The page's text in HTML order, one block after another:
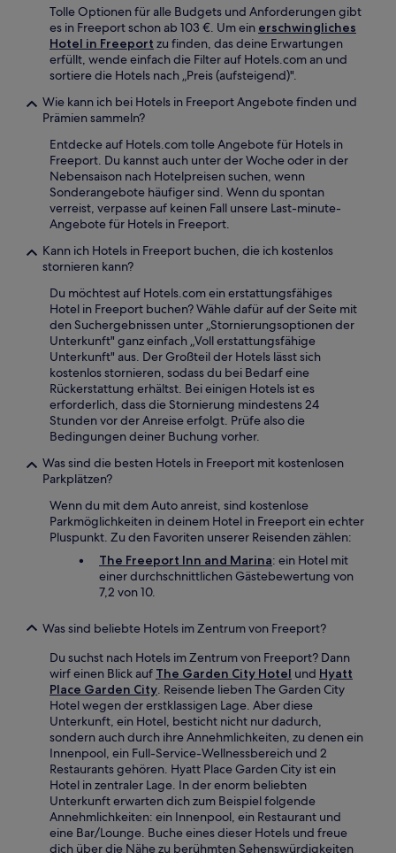
Tolle Optionen für alle Budgets und Anforderungen gibt
es in Freeport schon ab 103 €. Um ein erschwingliches
Hotel in Freeport zu finden, das deine Erwartungen
erfüllt, wende einfach die Filter auf Hotels.com an und
sortiere die Hotels nach „Preis (aufsteigend)".
Wie kann ich bei Hotels in Freeport Angebote finden und
Prämien sammeln?
Entdecke auf Hotels.com tolle Angebote für Hotels in
Freeport. Du kannst auch unter der Woche oder in der
Nebensaison nach Hotelpreisen suchen, wenn
Sonderangebote häufiger sind. Wenn du spontan
verreist, verpasse auf keinen Fall unsere Last-minute-
Angebote für Hotels in Freeport.
Kann ich Hotels in Freeport buchen, die ich kostenlos
stornieren kann?
Du möchtest auf Hotels.com ein erstattungsfähiges
Hotel in Freeport buchen? Wähle dafür auf der Seite mit
den Suchergebnissen unter „Stornierungsoptionen der
Unterkunft" ganz einfach „Voll erstattungsfähige
Unterkunft" aus. Der Großteil der Hotels lässt sich
kostenlos stornieren, sodass du bei Bedarf eine
Rückerstattung erhältst. Bei einigen Hotels ist es
erforderlich, dass die Stornierung mindestens 24
Stunden vor der Anreise erfolgt. Prüfe also die
Bedingungen deiner Buchung vorher.
Was sind die besten Hotels in Freeport mit kostenlosen
Parkplätzen?
Wenn du mit dem Auto anreist, sind kostenlose
Parkmöglichkeiten in deinem Hotel in Freeport ein echter
Pluspunkt. Zu den Favoriten unserer Reisenden zählen:
The Freeport Inn and Marina: ein Hotel mit
einer durchschnittlichen Gästebewertung von
7,2 von 10.
Was sind beliebte Hotels im Zentrum von Freeport?
Du suchst nach Hotels im Zentrum von Freeport? Dann
wirf einen Blick auf The Garden City Hotel und Hyatt
Place Garden City. Reisende lieben The Garden City
Hotel wegen der erstklassigen Lage. Aber diese
Unterkunft, ein Hotel, besticht nicht nur dadurch,
sondern auch durch ihre Annehmlichkeiten, zu denen ein
Innenpool, ein Full-Service-Wellnessbereich und 2
Restaurants gehören. Hyatt Place Garden City ist ein
Hotel in zentraler Lage. In der enorm beliebten
Unterkunft erwarten dich zum Beispiel folgende
Annehmlichkeiten: ein Innenpool, ein Restaurant und
eine Bar/Lounge. Buche eines dieser Hotels und freue
dich über die Nähe zu berühmten Sehenswürdigkeiten